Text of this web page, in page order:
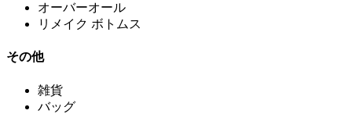
オーバーオール
リメイク ボトムス
その他
雑貨
バッグ